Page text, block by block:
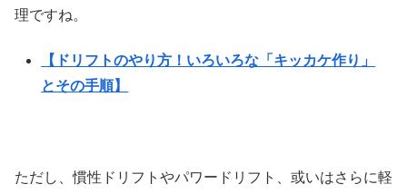
理ですね。
【ドリフトのやり方！いろいろな「キッカケ作り」
とその手順】
ただし、慣性ドリフトやパワードリフト、或いはさらに軽